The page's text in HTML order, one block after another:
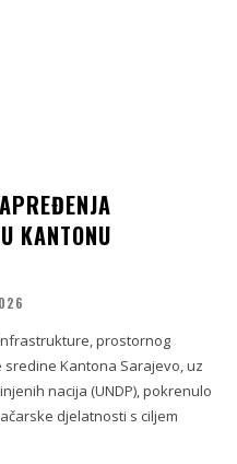
KANTONU
prostornog
Kantona Sarajevo, uz
nacija (UNDP), pokrenulo
djelatnosti s ciljem